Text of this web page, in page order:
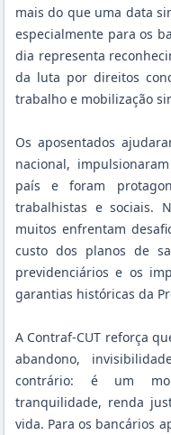
mais do que uma data
especialmente para os
dia representa
da luta por direitos
trabalho e mobilização
Os aposentados
nacional,
país e foram
trabalhistas e sociais.
muitos enfrentam
custo dos planos de
previdenciários e os
garantias históricas da
A Contraf-CUT reforça
abandono,
contrário: é um
tranquilidade, renda
vida. Para os bancários